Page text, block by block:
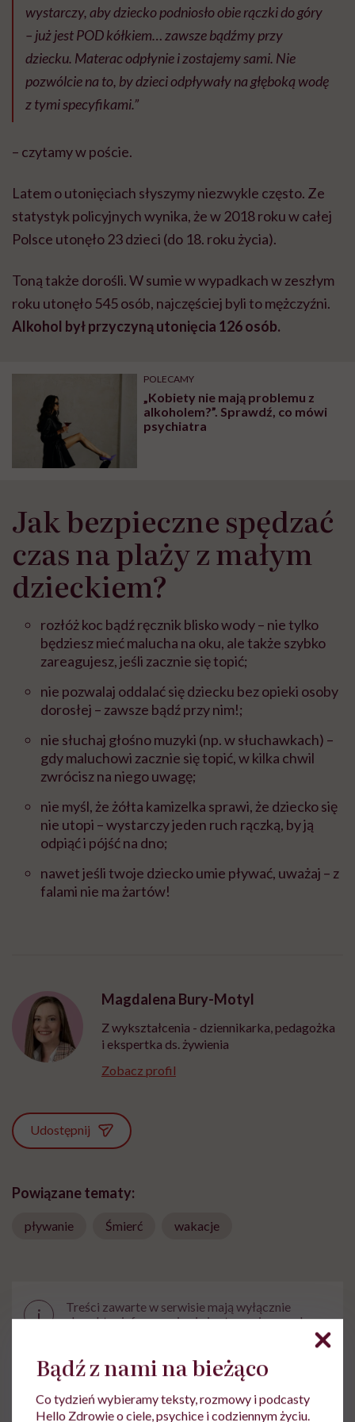
wystarczy, aby dziecko podniosło obie rączki do góry
– już jest POD kółkiem… zawsze bądźmy przy
dziecku. Materac odpłynie i zostajemy sami. Nie
pozwólcie na to, by dzieci odpływały na głęboką wodę
z tymi specyfikami.”
– czytamy w poście.
Latem o utonięciach słyszymy niezwykle często. Ze
statystyk policyjnych wynika, że w 2018 roku w całej
Polsce utonęło 23 dzieci (do 18. roku życia).
Toną także dorośli. W sumie w wypadkach w zeszłym
roku utonęło 545 osób, najczęściej byli to mężczyźni.
Alkohol był przyczyną utonięcia 126 osób.
POLECAMY
„Kobiety nie mają problemu z
alkoholem?”. Sprawdź, co mówi
psychiatra
Jak bezpieczne spędzać
czas na plaży z małym
dzieckiem?
rozłóż koc bądź ręcznik blisko wody – nie tylko
będziesz mieć malucha na oku, ale także szybko
zareagujesz, jeśli zacznie się topić;
nie pozwalaj oddalać się dziecku bez opieki osoby
dorosłej – zawsze bądź przy nim!;
nie słuchaj głośno muzyki (np. w słuchawkach) –
gdy maluchowi zacznie się topić, w kilka chwil
zwrócisz na niego uwagę;
nie myśl, że żółta kamizelka sprawi, że dziecko się
nie utopi – wystarczy jeden ruch rączką, by ją
odpiąć i pójść na dno;
nawet jeśli twoje dziecko umie pływać, uważaj – z
falami nie ma żartów!
Magdalena Bury-Motyl
Z wykształcenia - dziennikarka, pedagożka
i ekspertka ds. żywienia
Zobacz profil
Udostępnij
Powiązane tematy:
pływanie Śmierć wakacje
i
Treści zawarte w serwisie mają wyłącznie
charakter informacyjny i nie stanowią porady
problemów ze zdrowiem należy bezwzględnie
skonsultować się z lekarzem.
Bądź z nami na bieżąco
Co tydzień wybieramy teksty, rozmowy i podcasty
Hello Zdrowie o ciele, psychice i codziennym życiu.